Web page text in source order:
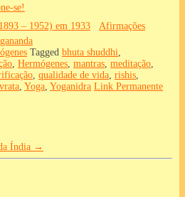
se!
Afirmações
Tagged bhuta shuddhi
Hermógenes mantras meditação
qualidade de vida rishis
vrata Yoga Yoganidra Link Permanente
Índia →